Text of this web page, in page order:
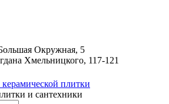
Окружная, 5
Хмельницкого, 117-121
и сантехники